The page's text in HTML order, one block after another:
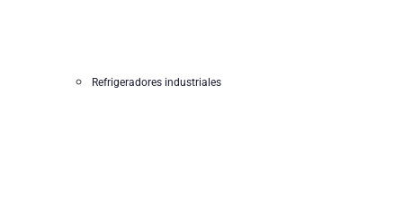
Refrigeradores industriales